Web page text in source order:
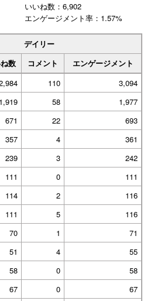
いいね数：6,902
エンゲージメント率：1.57%
デイリー
数 コメント
エンゲージメント
110
3,094
1,919 58
1,977
671 22
693
357 4
361
239 3
242
111 0
111
114 2
116
111 5
116
70 1
71
51 4
55
58 0
58
67 0
67